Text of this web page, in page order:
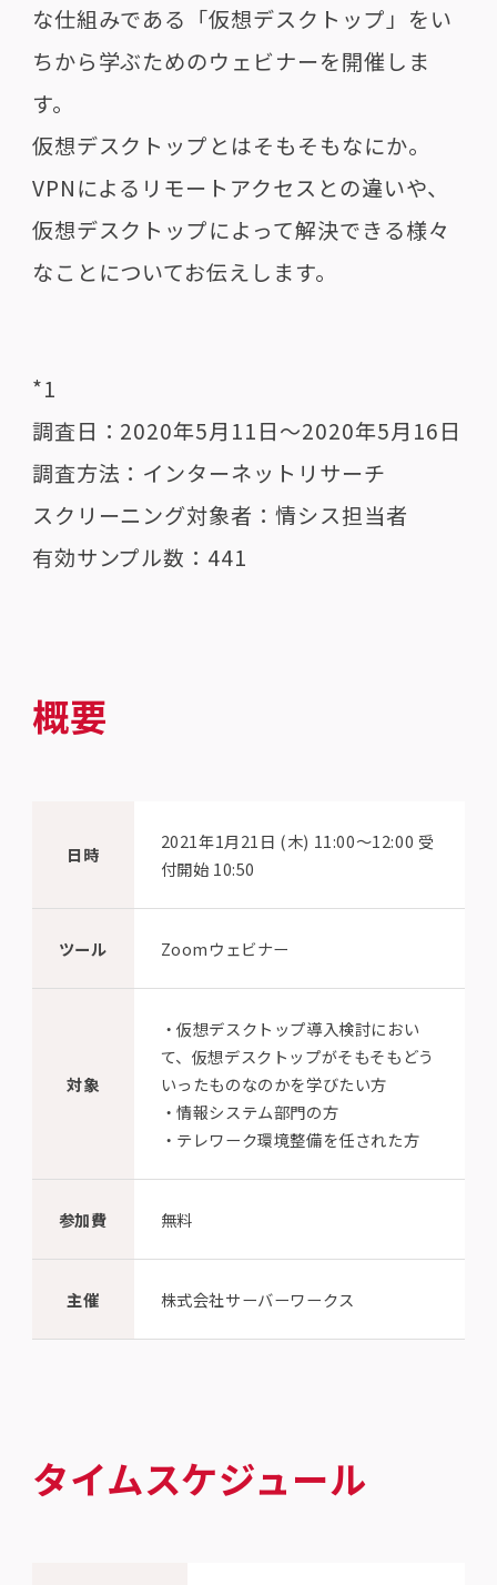
な仕組みである「仮想デスクトップ」をい
ちから学ぶためのウェビナーを開催しま
す。
仮想デスクトップとはそもそもなにか。
VPNによるリモートアクセスとの違いや、
仮想デスクトップによって解決できる様々
なことについてお伝えします。
*1
調査日：2020年5月11日〜2020年5月16日
調査方法：インターネットリサーチ
スクリーニング対象者：情シス担当者
有効サンプル数：441
概要
日時
2021年1月21日 (木) 11:00〜12:00 受
付開始 10:50
ツール Zoomウェビナー
対象
・仮想デスクトップ導入検討におい
て、仮想デスクトップがそもそもどう
いったものなのかを学びたい方
・情報システム部門の方
・テレワーク環境整備を任された方
参加費 無料
主催 株式会社サーバーワークス
タイムスケジュール